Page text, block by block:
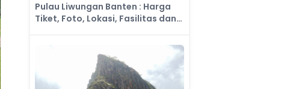
Pulau Liwungan Banten : Harga
Tiket, Foto, Lokasi, Fasilitas dan